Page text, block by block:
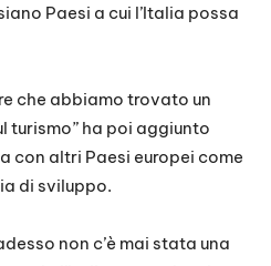
Paesi a cui l’Italia possa
che abbiamo trovato un
turismo” ha poi aggiunto
con altri Paesi europei come
di sviluppo.
non c’è mai stata una